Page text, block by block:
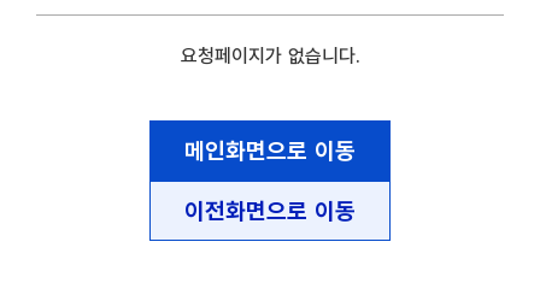
요청페이지가 없습니다.
메인화면으로 이동
이전화면으로 이동